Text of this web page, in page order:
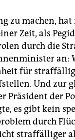
zu machen,
Zeit, als
durch die
an:
für
Und zur
Präsident der
es gibt kein
durch
straffälliger